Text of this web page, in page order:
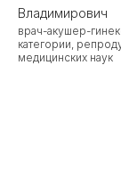
Владимирович
врач-акушер-
категории,
медицинских наук